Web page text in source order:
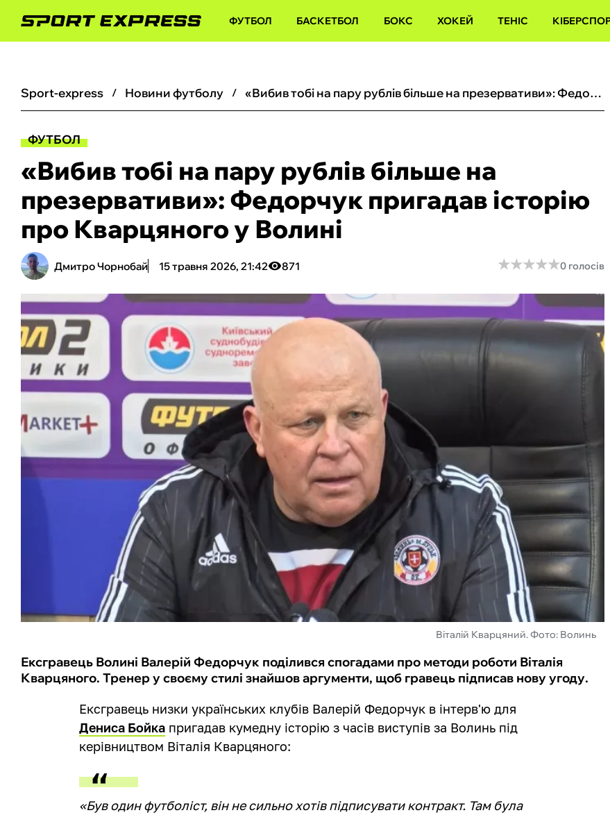
ФУТБОЛ БАСКЕТБОЛ БОКС ХОКЕЙ ТЕНІС
sport-express новини футболу «Вибив тобі на пару рублів більше на презервативи»: Федорчук пригадав історію про Кварцяного у Волині
ФУТБОЛ
«Вибив тобі на пару рублів більше на
презервативи»: Федорчук пригадав історію
про Кварцяного у Волині
Дмитро Чорнобай 15 травня 2026, 21:42 871 ★★★★★
★★★★★0 голосів
Віталій Кварцяний. Фото: Волинь
Ексгравець Волині Валерій Федорчук поділився спогадами про методи роботи Віталія
Кварцяного. Тренер у своєму стилі знайшов аргументи, щоб гравець підписав нову угоду.
Ексгравець низки українських клубів Валерій Федорчук в інтерв'ю для
Дениса Бойка пригадав кумедну історію з часів виступів за Волинь під
керівництвом Віталія Кварцяного:
«Був один футболіст, він не сильно хотів підписувати контракт. Там була